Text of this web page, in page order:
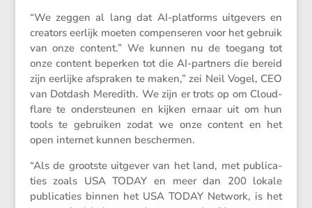
“We zeggen al lang dat AI-platforms uitge­vers en
creators eerlijk moeten compen­seren voor het gebruik
van onze content.” We kunnen nu de toegang tot
onze content beperken tot die AI-partners die bereid
zijn eerlijke afspraken te maken,” zei Neil Vogel, CEO
van Dotdash Meredith. We zijn er trots op om Cloud­
flare te onder­steunen en kijken ernaar uit om hun
tools te gebruiken zodat we onze content en het
open internet kunnen beschermen.
“Als de grootste uitgever van het land, met publi­ca­
ties zoals USA TODAY en meer dan 200 lokale
publi­ca­ties binnen het USA TODAY Network, is het